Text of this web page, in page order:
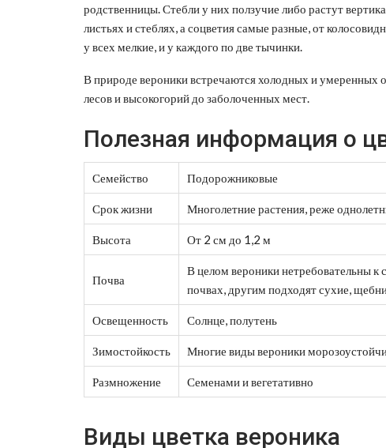
родственницы. Стебли у них ползучие либо растут
листьях и стеблях, а соцветия самые разные, от
у всех мелкие, и у каждого по две тычинки.
В природе вероники встречаются холодных и умеренных
лесов и высокогорий до заболоченных мест.
Полезная информация о
Семейство Подорожниковые
Срок жизни Многолетние растения, реже
Высота От 2 см до 1,2 м
Почва
В целом вероники нетребовательны к
почвах, другим подходят сухие,
Освещенность Солнце, полутень
Зимостойкость Многие виды вероники
Размножение Семенами и вегетативно
Виды цветка вероника